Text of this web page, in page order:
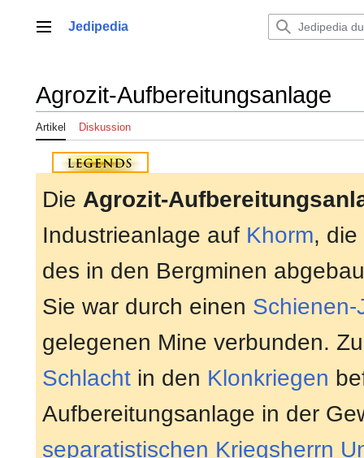
springenHauptmenü
Jedipedia
Agrozit-Aufbereitungsanlage
Artikel Diskussion
Die Agrozit-
Industrieanlage auf Khorm, die
des in den Bergminen
Sie war durch einen Schienen-
gelegenen Mine verbunden.
Schlacht in den Klonkriegen
Aufbereitungsanlage in der
separatistischen Kriegsherrn